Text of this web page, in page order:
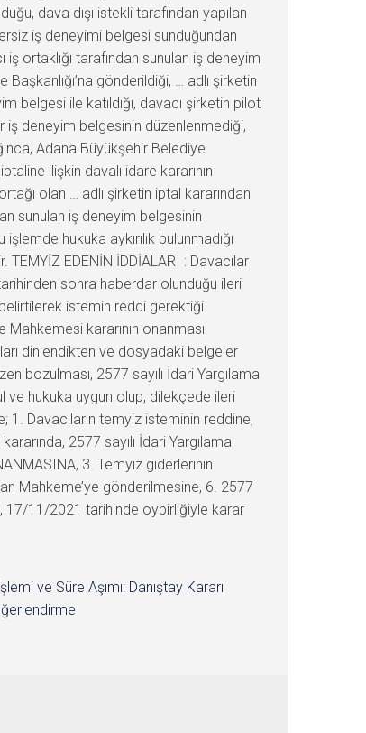
dava dışı istekli tarafından yapılan
iş deneyimi belgesi sunduğundan
iş ortaklığı tarafından sunulan iş deneyim
gönderildiği, … adlı şirketin
belgesi ile katıldığı, davacı şirketin pilot
iş deneyim belgesinin düzenlenmediği,
Adana Büyükşehir Belediye
ilişkin davalı idare kararının
olan … adlı şirketin iptal kararından
sunulan iş deneyim belgesinin
hukuka aykırılık bulunmadığı
EDENİN İDDİALARI : Davacılar
sonra haberdar olunduğu ileri
belirtilerek istemin reddi gerektiği
kararının onanması
dinlendikten ve dosyadaki belgeler
bozulması, 2577 sayılı İdari Yargılama
ve hukuka uygun olup, dilekçede ileri
1. Davacıların temyiz isteminin reddine,
2577 sayılı İdari Yargılama
3. Temyiz giderlerinin
Mahkeme’ye gönderilmesine, 6. 2577
17/11/2021 tarihinde oybirliğiyle karar
ve Süre Aşımı: Danıştay Kararı